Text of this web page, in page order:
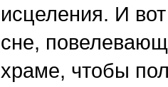
исцеления. И
сне,
храме, чтобы